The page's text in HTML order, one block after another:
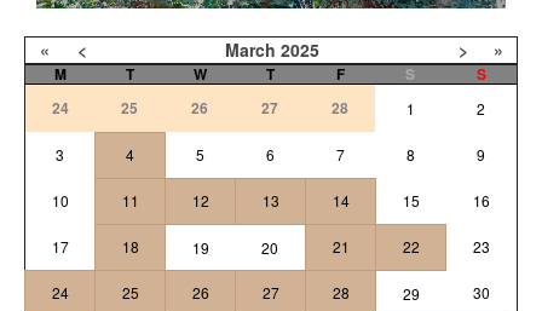
« < March 2025 > »
M T W T F S
S
24
25 26 27 28 1 2
3 4 5 6 7 8 9
10 11 12 13 14 15 16
17 18 19 20 21 22 23
24 25 26 27 28 29 30